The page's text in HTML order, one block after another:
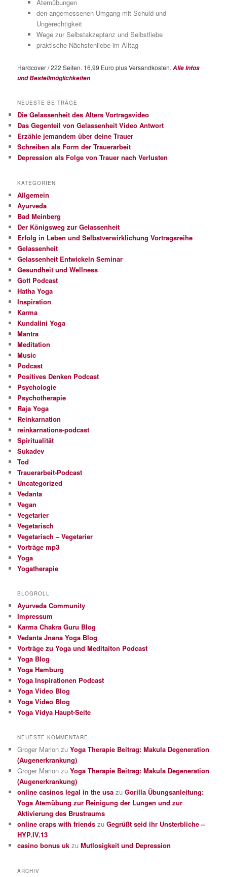
Atemübungen
den angemessenen Umgang mit Schuld und
Ungerechtigkeit
Wege zur Selbstakzeptanz und Selbstliebe
praktische Nächstenliebe im Alltag
Hardcover / 222 Seiten. 16,99 Euro plus Versandkosten.Alle Infos
und Bestellmöglichkeiten
NEUESTE BEITRÄGE
Die Gelassenheit des Alters Vortragsvideo
Das Gegenteil von Gelassenheit Video Antwort
Erzähle jemandem über deine Trauer
Schreiben als Form der Trauerarbeit
Depression als Folge von Trauer nach Verlusten
KATEGORIEN
Allgemein
Ayurveda
Bad Meinberg
Der Königsweg zur Gelassenheit
Erfolg in Leben und Selbstverwirklichung Vortragsreihe
Gelassenheit
Gelassenheit Entwickeln Seminar
Gesundheit und Wellness
Gott Podcast
Hatha Yoga
Inspiration
Karma
Kundalini Yoga
Mantra
Meditation
Music
Podcast
Positives Denken Podcast
Psychologie
Psychotherapie
Raja Yoga
Reinkarnation
reinkarnations-podcast
Spiritualität
Sukadev
Tod
Trauerarbeit-Podcast
Uncategorized
Vedanta
Vegan
Vegetarier
Vegetarisch
Vegetarisch – Vegetarier
Vorträge mp3
Yoga
Yogatherapie
BLOGROLL
Ayurveda Community
Impressum
Karma Chakra Guru Blog
Vedanta Jnana Yoga Blog
Vorträge zu Yoga und Meditaiton Podcast
Yoga Blog
Yoga Hamburg
Yoga Inspirationen Podcast
Yoga Video Blog
Yoga Video Blog
Yoga Vidya Haupt-Seite
NEUESTE KOMMENTARE
Groger Marion zuYoga Therapie Beitrag: Makula Degeneration
(Augenerkrankung)
Groger Marion zuYoga Therapie Beitrag: Makula Degeneration
(Augenerkrankung)
online casinos legal in the usa zuGorilla Übungsanleitung:
Yoga Atemübung zur Reinigung der Lungen und zur
Aktivierung des Brustraums
online craps with friends zuGegrüßt seid ihr Unsterbliche –
HYP.IV.13
casino bonus uk zuMutlosigkeit und Depression
ARCHIV